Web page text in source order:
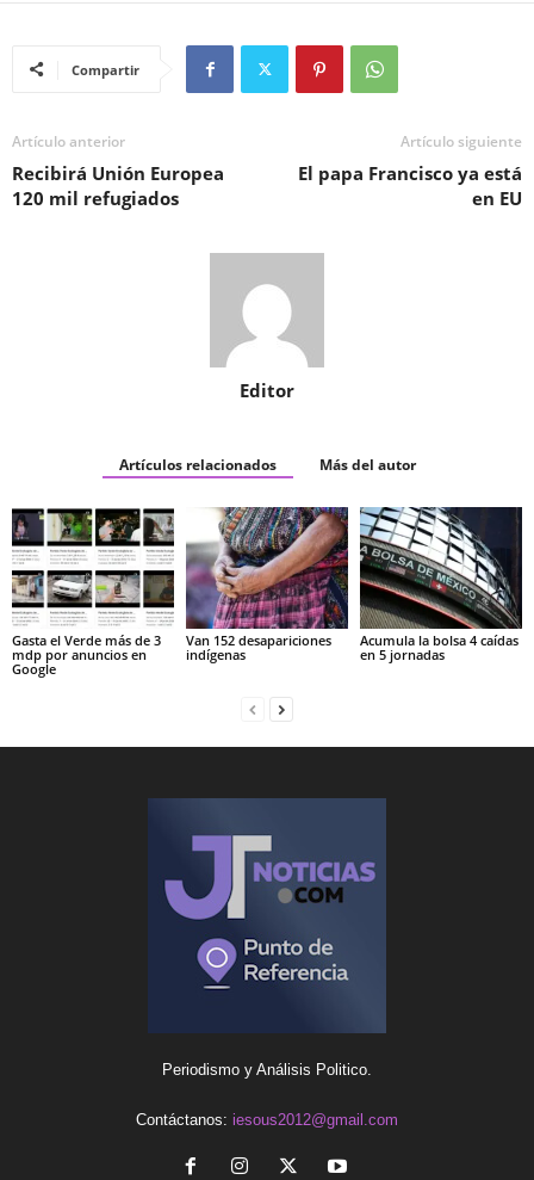
Compartir
Artículo anterior
Recibirá Unión Europea
120 mil refugiados
Artículo siguiente
El papa Francisco ya está
en EU
Editor
Artículos relacionados Más del autor
Gasta el Verde más de 3
mdp por anuncios en
Google
Van 152 desapariciones
indígenas
Acumula la bolsa 4 caídas
en 5 jornadas
Periodismo y Análisis Politico.
Contáctanos: iesous2012@gmail.com